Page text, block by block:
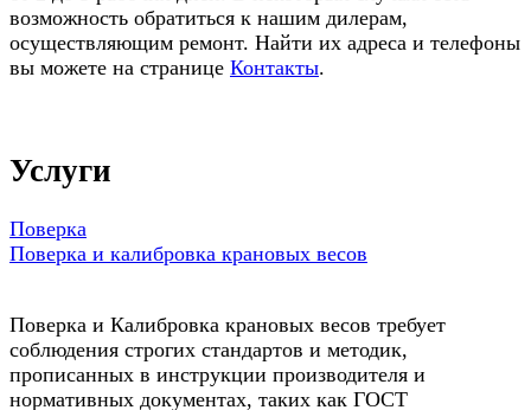
возможность обратиться к нашим дилерам,
осуществляющим ремонт. Найти их адреса и телефоны
вы можете на странице Контакты.
Услуги
Поверка
Поверка и калибровка крановых весов
Поверка и Калибровка крановых весов требует
соблюдения строгих стандартов и методик,
прописанных в инструкции производителя и
нормативных документах, таких как ГОСТ